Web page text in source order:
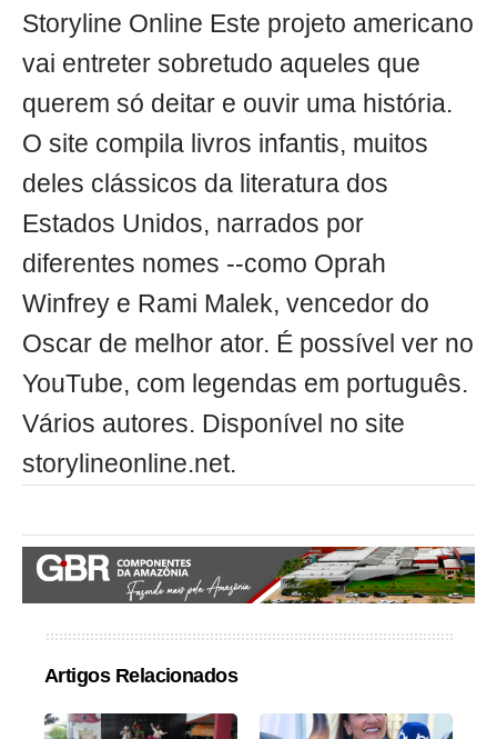
Storyline Online Este projeto americano
vai entreter sobretudo aqueles que
querem só deitar e ouvir uma história.
O site compila livros infantis, muitos
deles clássicos da literatura dos
Estados Unidos, narrados por
diferentes nomes --como Oprah
Winfrey e Rami Malek, vencedor do
Oscar de melhor ator. É possível ver no
YouTube, com legendas em português.
Vários autores. Disponível no site
storylineonline.net.
Artigos Relacionados